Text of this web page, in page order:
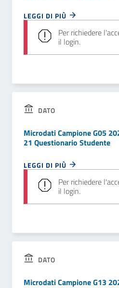
LEGGI DI PIÙ
Per richiedere
il login.
DATO
Microdati Campione G05
21 Questionario Studente
LEGGI DI PIÙ
Per richiedere
il login.
DATO
Microdati Campione G13